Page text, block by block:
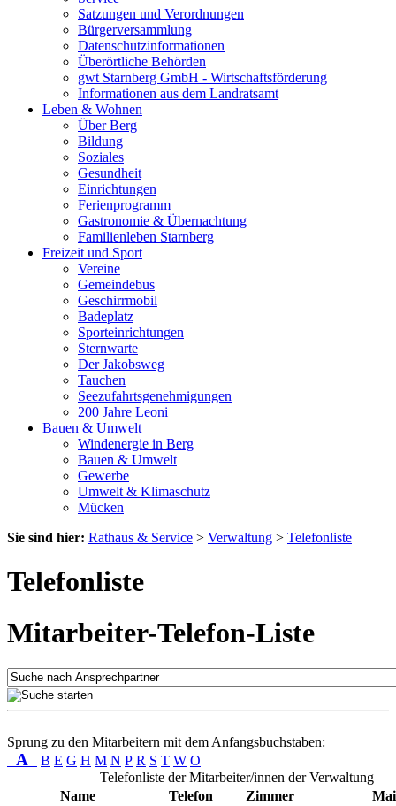
Satzungen und Verordnungen
Bürgerversammlung
Datenschutzinformationen
Überörtliche Behörden
gwt Starnberg GmbH - Wirtschaftsförderung
Informationen aus dem Landratsamt
Leben & Wohnen
Über Berg
Bildung
Soziales
Gesundheit
Einrichtungen
Ferienprogramm
Gastronomie & Übernachtung
Familienleben Starnberg
Freizeit und Sport
Vereine
Gemeindebus
Geschirrmobil
Badeplatz
Sporteinrichtungen
Sternwarte
Der Jakobsweg
Tauchen
Seezufahrtsgenehmigungen
200 Jahre Leoni
Bauen & Umwelt
Windenergie in Berg
Bauen & Umwelt
Gewerbe
Umwelt & Klimaschutz
Mücken
Sie sind hier: Rathaus & Service > Verwaltung > Telefonliste
Telefonliste
Mitarbeiter-Telefon-Liste
Sprung zu den Mitarbeitern mit dem Anfangsbuchstaben:
A B E G H M N P R S T W O
Telefonliste der Mitarbeiter/innen der Verwaltung
Name
Telefon Zimmer